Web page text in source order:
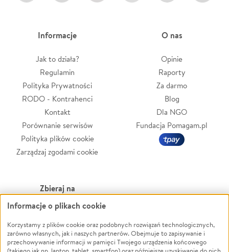
Informacje
Jak to działa?
Regulamin
Polityka Prywatności
RODO - Kontrahenci
Kontakt
Porównanie serwisów
Polityka plików cookie
Zarządzaj zgodami cookie
O nas
Opinie
Raporty
Za darmo
Blog
Dla NGO
Fundacja Pomagam.pl
Zbieraj na
Leczenie
Zwierzęta
Pożar
Powódź
Wichura
Informacje o plikach cookie
Korzystamy z plików cookie oraz podobnych rozwiązań technologicznych,
zarówno własnych, jak i naszych partnerów. Obejmuje to zapisywanie i
przechowywanie informacji w pamięci Twojego urządzenia końcowego